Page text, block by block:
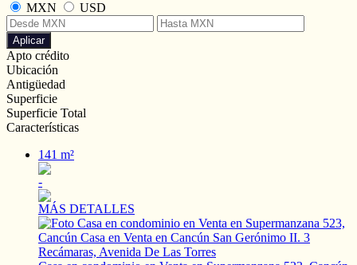
MXN
USD
Aplicar
Apto crédito
Ubicación
Antigüedad
Superficie
Superficie Total
Características
141 m²
-
MÁS DETALLES